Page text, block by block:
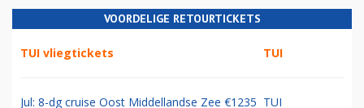
VOORDELIGE RETOURTICKETS
TUI vliegtickets TUI
Jul: 8-dg cruise Oost Middellandse Zee €1235 TUI